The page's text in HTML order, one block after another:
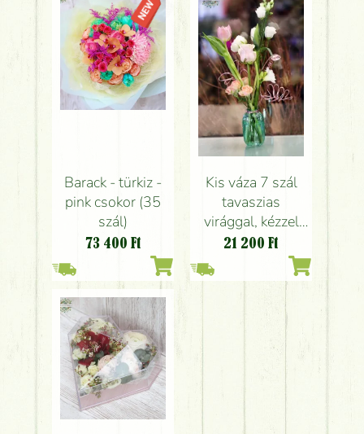
Barack - türkiz -
pink csokor (35
szál)
73 400 Ft
Kis váza 7 szál
tavaszias
virággal, kézzel
készített
drótvirágokkal
21 200 Ft